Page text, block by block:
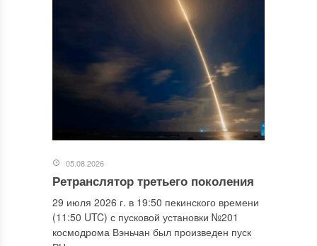
05.08.2026
Ретранслятор третьего поколения
29 июля 2026 г. в 19:50 пекинского времени
(11:50 UTC) с пусковой установки №201
космодрома Вэньчан был произведен пуск